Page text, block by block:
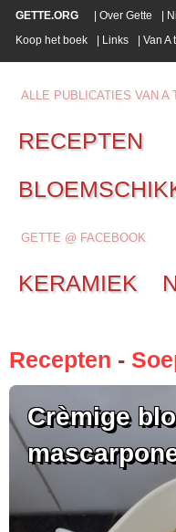
GETTE.ORG Over Gette
Koop het boek
Links Van A
ALLE PUBLICATIES VAN A
RECEPTEN
GETTE @ FACEBOOK
KERAMIEK
Recepten -
Crèmige